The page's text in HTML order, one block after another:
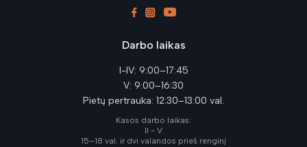
Darbo laikas
I-IV: 9:00–17:45
V: 9:00–16:30
Pietų pertrauka: 12:30–13:00 val.
Kasos darbo laikas:
II - V
15–18 val. ir dvi valandos prieš renginį